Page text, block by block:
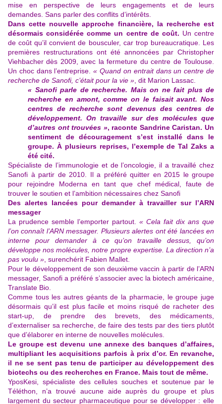
mise en perspective de leurs engagements et de leurs
demandes. Sans parler des conflits d’intérêts.
Dans cette nouvelle approche financière, la recherche est
désormais considérée comme un centre de coût. Un centre
de coût qu’il convient de bousculer, car trop bureaucratique. Les
premières restructurations ont été annoncées par Christopher
Viehbacher dès 2009, avec la fermeture du centre de Toulouse.
Un choc dans l’entreprise.« Quand on entrait dans un centre de
recherche de Sanofi, c’était pour la vie » , dit Marion Lassac.
« Sanofi parle de recherche. Mais on ne fait plus de
recherche en amont, comme on le faisait avant. Nos
centres de recherche sont devenus des centres de
développement. On travaille sur des molécules que
d’autres ont trouvées », raconte Sandrine Caristan. Un
sentiment de découragement s’est installé dans le
groupe. À plusieurs reprises, l’exemple de Tal Zaks a
été cité.
Spécialiste de l’immunologie et de l’oncologie, il a travaillé chez
Sanofi à partir de 2010. Il a préféré quitter en 2015 le groupe
pour rejoindre Moderna en tant que chef médical, faute de
trouver le soutien et l’ambition nécessaires chez Sanofi
Des alertes lancées pour demander à travailler sur l’ARN
messager
La prudence semble l’emporter partout. « Cela fait dix ans que
l’on connaît l’ARN messager. Plusieurs alertes ont été lancées en
interne pour demander à ce qu’on travaille dessus, qu’on
développe nos molécules, notre propre expertise. La direction n’a
pas voulu » , surenchérit Fabien Mallet.
Pour le développement de son deuxième vaccin à partir de l’ARN
messager, Sanofi a préféré s’associer avec la biotech américaine,
Translate Bio.
Comme tous les autres géants de la pharmacie, le groupe juge
désormais qu’il est plus facile et moins risqué de racheter des
start-up, de prendre des brevets, des médicaments,
d’externaliser sa recherche, de faire des tests par des tiers plutôt
que d’élaborer en interne de nouvelles molécules.
Le groupe est devenu une annexe des banques d’affaires,
multipliant les acquisitions parfois à prix d’or. En revanche,
il ne se sent pas tenu de participer au développement des
biotechs ou des recherches en France. Mais tout de même.
YposKesi , spécialiste des cellules souches et soutenue par le
Téléthon, n’a trouvé aucune aide auprès du groupe et plus
largement du secteur pharmaceutique pour se développer : elle